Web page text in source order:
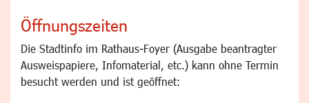
Öffnungszeiten
Die Stadtinfo im Rathaus-Foyer (Ausgabe beantragter
Ausweispapiere, Infomaterial, etc.) kann ohne Termin
besucht werden und ist geöffnet: